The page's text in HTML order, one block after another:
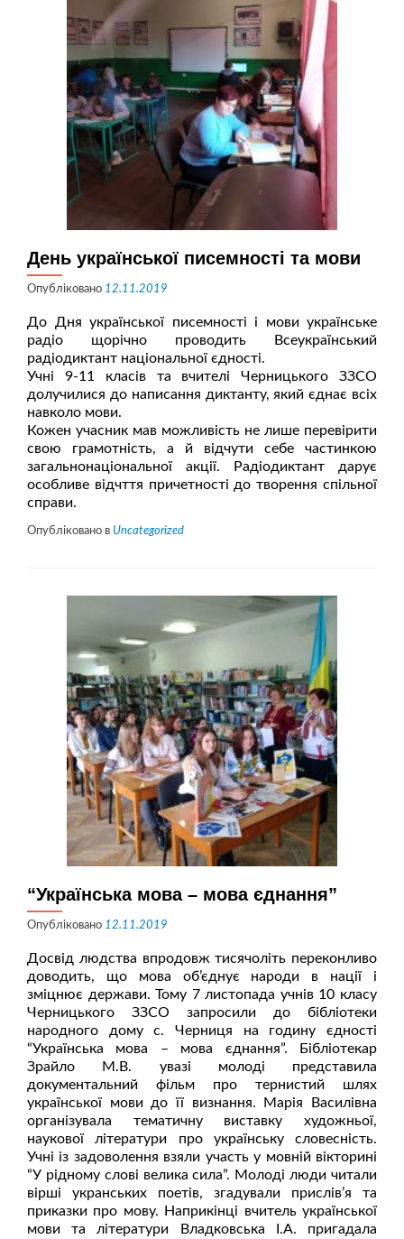
День української писемності та мови
Опубліковано 12.11.2019
До Дня української писемності і мови українське
радіо щорічно проводить Всеукраїнський
радіодиктант національної єдності.
Учні 9-11 класів та вчителі Черницького ЗЗСО
долучилися до написання диктанту, який єднає всіх
навколо мови.
Кожен учасник мав можливість не лише перевірити
свою грамотність, а й відчути себе частинкою
загальнонаціональної акції. Радіодиктант дарує
особливе відчття причетності до творення спільної
справи.
Опубліковано в Uncategorized
“Українська мова – мова єднання”
Опубліковано 12.11.2019
Досвід людства впродовж тисячоліть переконливо
доводить, що мова об’єднує народи в нації і
зміцнює держави. Тому 7 листопада учнів 10 класу
Черницького ЗЗСО запросили до бібліотеки
народного дому с. Черниця на годину єдності
“Українська мова – мова єднання”. Бібліотекар
Зрайло М.В. увазі молоді представила
документальний фільм про тернистий шлях
української мови до її визнання. Марія Василівна
організувала тематичну виставку художньої,
наукової літератури про українську словесність.
Учні із задоволення взяли участь у мовній вікторині
“У рідному слові велика сила”. Молоді люди читали
вірші укранських поетів, згадували прислів’я та
приказки про мову. Наприкінці вчитель української
мови та літератури Владковська І.А. пригадала